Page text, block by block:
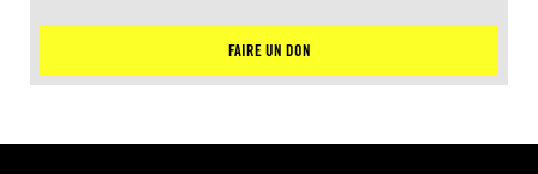
FAIRE UN DON